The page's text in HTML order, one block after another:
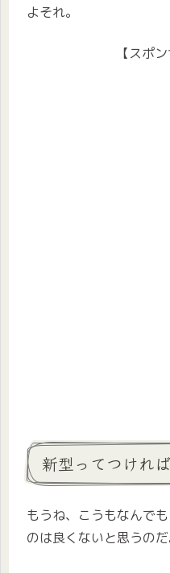
よそれ。
【スポ
新型ってつけれ
もうね、こうもなんで
のは良くないと思うのだ